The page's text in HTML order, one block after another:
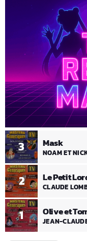
1 Olive et
JEAN-
2 Le Petit
CLAUDE
3 Mask
NOAM ET